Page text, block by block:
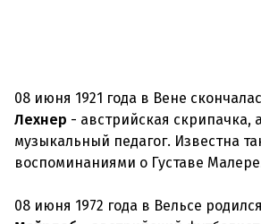
08 июня 1921 года в Вене
Лехнер - австрийская скрипачка,
музыкальный педагог. Известна
воспоминаниями о Густаве
08 июня 1972 года в Вельсе родился